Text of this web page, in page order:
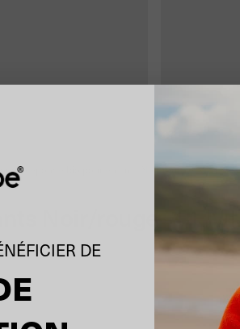
éponge bio pour enfants Noir/rouge - REMIX -
Noir/rouge - REMIX
DE